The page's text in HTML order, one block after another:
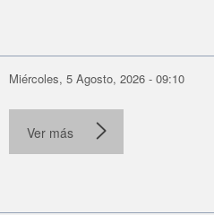
Miércoles, 5 Agosto, 2026 - 09:10
Ver más